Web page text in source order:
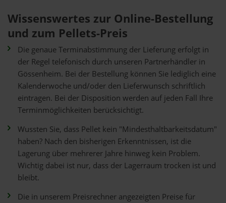
Wissenswertes zur Online-Bestellung
und zum Pellets-Preis
Die genaue Terminabstimmung der Lieferung erfolgt in
der Regel telefonisch durch unseren Partnerhändler in
Gössenheim. Bei der Bestellung können Sie lediglich eine
Kalenderwoche und/oder den Lieferwunsch schriftlich
eintragen. Bei der Disposition werden auf jeden Fall Ihre
Terminmöglichkeiten berücksichtigt.
Wussten Sie, dass Pellet kein "Mindesthaltbarkeitsdatum"
haben? Nach den bisherigen Erkenntnissen, ist die
Lagerung über mehrerer Jahre hinweg kein Problem.
Wichtig dabei ist nur, dass der Lagerraum trocken ist und
bleibt.
Die in unserem Preisrechner angezeigten Preise für